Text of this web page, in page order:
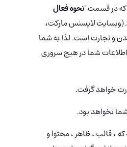
نحوه فعال
(وبسایت لایسنس مارکت،
و تجارت است. لذا به شما
شما در هیچ سروری
نخواهد بود.
، قالب ، ظاهر ، محتوا و